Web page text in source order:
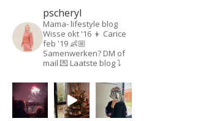
pscheryl
Mama- lifestyle blog
Wisse okt '16 👦 Carice
feb '19 👶🏼
Samenwerken? DM of
mail 💌 Laatste blog ⤵️